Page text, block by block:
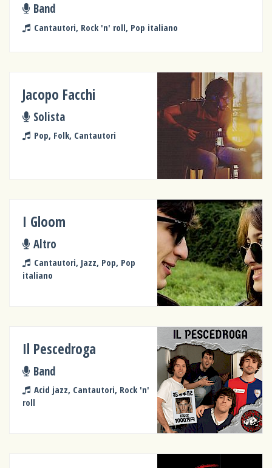
Band
Cantautori, Rock 'n' roll, Pop italiano
Jacopo Facchi
Solista
Pop, Folk, Cantautori
I Gloom
Altro
Cantautori, Jazz, Pop, Pop
italiano
Il Pescedroga
Band
Acid jazz, Cantautori, Rock 'n'
roll